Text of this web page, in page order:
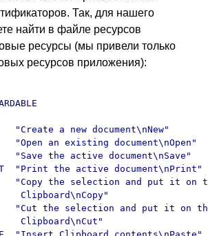
Так, для нашего
найти в файле ресурсов
ресурсы (мы привели только
ресурсов приложения):
"Create a new document\nNew"
"Open an existing document\nOpen"
"Save the active document\nSave"
"Print the active document\nPrint"
"Copy the selection and put it on
Clipboard\nCopy"
"Cut the selection and put it on
Clipboard\nCut"